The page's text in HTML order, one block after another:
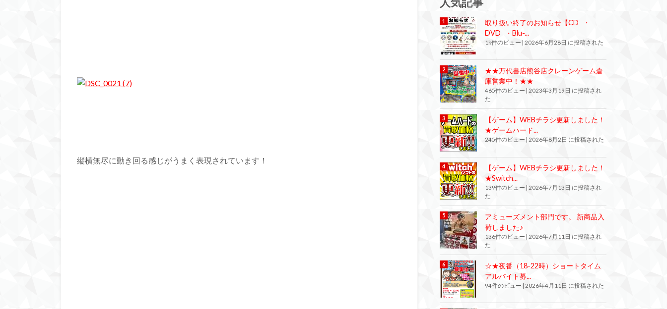
縦横無尽に動き回る感じがうまく表現されています！
人気記事
取り扱い終了のお知らせ【CD ・
DVD ・Blu-...
1k件のビュー | 2026年6月28日 に投稿された
★★万代書店熊谷店クレーンゲーム倉
庫営業中！★★
465件のビュー
2023年3月19日 に投稿され
た
【ゲーム】WEBチラシ更新しました！
★ゲームハード...
245件のビュー | 2026年8月2日 に投稿された
【ゲーム】WEBチラシ更新しました！
★Switch...
139件のビュー
2026年7月13日 に投稿され
た
アミューズメント部門です。 新商品入
荷しました♪
136件のビュー | 2026年7月11日 に投稿され
た
☆★夜番（18-22時）ショートタイム
アルバイト募...
94件のビュー | 2026年4月11日 に投稿された